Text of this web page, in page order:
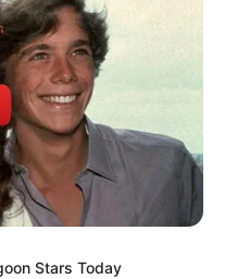
Stars Today